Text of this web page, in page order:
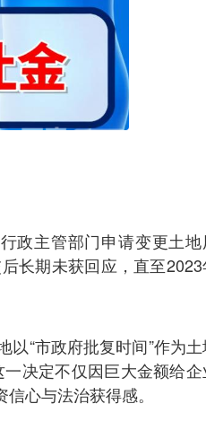
政主管部门申请变更土地
长期未获回应，直至
“市政府批复时间”作为
决定不仅因巨大金额给企
心与法治获得感。